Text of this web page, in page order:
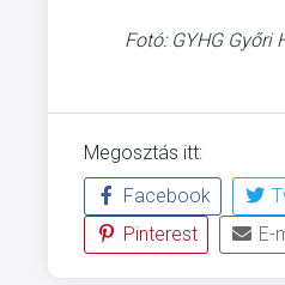
Fotó: GYHG
Megosztás itt:
Facebook
Pinterest
E-